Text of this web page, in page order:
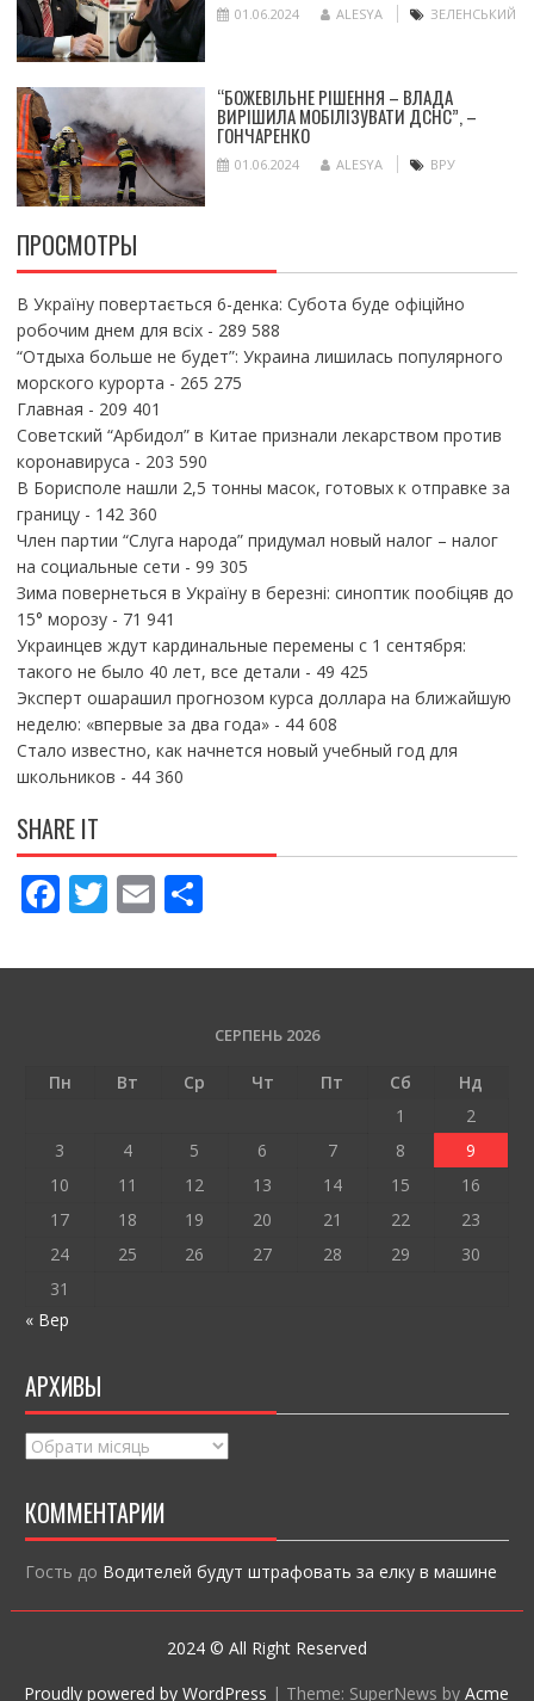
01.06.2024 ALESYA ЗЕЛЕНСЬКИЙ
“БОЖЕВІЛЬНЕ РІШЕННЯ – ВЛАДА
ВИРІШИЛА МОБІЛІЗУВАТИ ДСНС”, –
ГОНЧАРЕНКО
01.06.2024 ALESYA ВРУ
ПРОСМОТРЫ
В Україну повертається 6-денка: Субота буде офіційно
робочим днем для всіх- 289 588
“Отдыха больше не будет”: Украина лишилась популярного
морского курорта - 265 275
Главная - 209 401
Советский “Арбидол” в Китае признали лекарством против
коронавируса - 203 590
В Борисполе нашли 2,5 тонны масок, готовых к отправке за
границу- 142 360
Член партии “Слуга народа” придумал новый налог – налог
на социальные сети - 99 305
Зима повернеться в Україну в березні: синоптик пообіцяв до
15° морозу- 71 941
Украинцев ждут кардинальные перемены с 1 сентября:
такого не было 40 лет, все детали - 49 425
Эксперт ошарашил прогнозом курса доллара на ближайшую
неделю: «впервые за два года»- 44 608
Стало известно, как начнется новый учебный год для
школьников - 44 360
SHARE IT
F
e
o
T
itt
E
ai
П
ді
и
т
СЕРПЕНЬ 2026
Пн Вт Ср Чт Пт Сб
Нд
1
2
3
4 5 6 7 8
9
10
11 12 13 14 15
16
17
18 19 20 21 22
23
24
25 26 27 28 29
30
31
« Вер
АРХИВЫ
Архивы
КОММЕНТАРИИ
Гость до Водителей будут штрафовать за елку в машине
2024 © All Right Reserved
Proudly powered by WordPress | Theme: SuperNews byAcme